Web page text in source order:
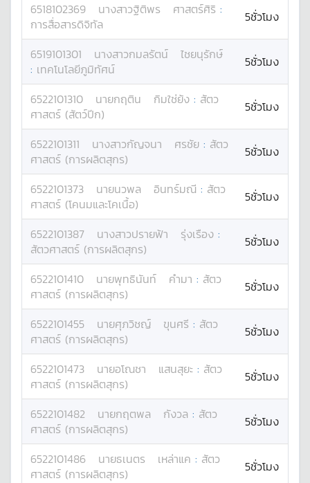
6518102369 นางสาวฐิติพร ศาสตร์ศิริ :
การสื่อสารดิจิทัล
5ชั่วโมง
6519101301 นางสาวกมลรัตน์
ไชยนุรักษ์
: เทคโนโลยีภูมิทัศน์ 5ชั่วโมง
6522101310 นายกฤติน กิมใช่ย้ง : สัตว
ศาสตร์ (สัตว์ปีก)
5ชั่วโมง
6522101311 นางสาวกัญจนา ศรชัย : สัตว
ศาสตร์ (การผลิตสุกร)
5ชั่วโมง
6522101373 นายนวพล อินทร์มณี : สัตว
ศาสตร์ (โคนมและโคเนื้อ)
5ชั่วโมง
6522101387 นางสาวปรายฟ้า รุ่งเรือง :
สัตวศาสตร์ (การผลิตสุกร)
5ชั่วโมง
6522101410 นายพุทธินันท์ คำมา : สัตว
ศาสตร์ (การผลิตสุกร)
5ชั่วโมง
6522101455 นายศุภวิชญ์ ขุนศรี : สัตว
ศาสตร์ (การผลิตสุกร)
5ชั่วโมง
6522101473 นายอโณชา แสนสุยะ : สัตว
ศาสตร์ (การผลิตสุกร)
5ชั่วโมง
6522101482 นายกฤตพล กังวล : สัตว
ศาสตร์ (การผลิตสุกร)
5ชั่วโมง
6522101486 นายธเนตร เหล่าแค : สัตว
ศาสตร์ (การผลิตสุกร)
5ชั่วโมง